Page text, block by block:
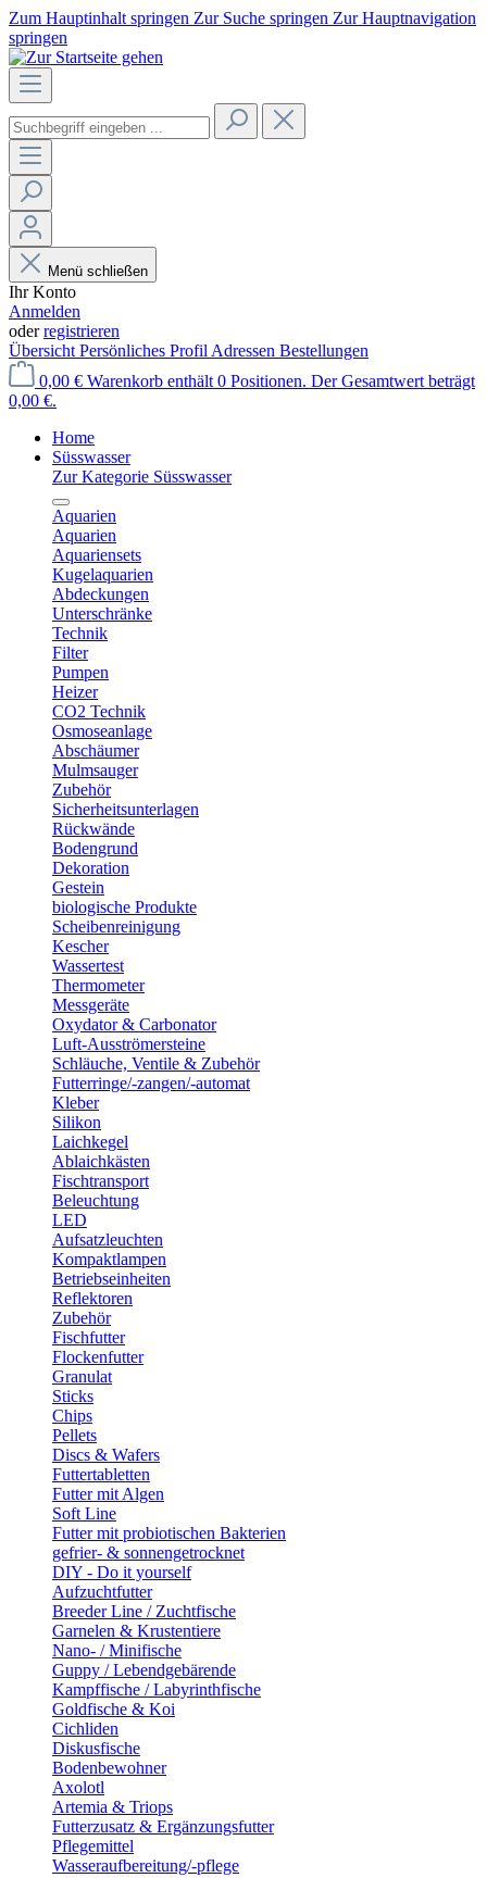
Zum Hauptinhalt springen Zur Suche springen Zur Hauptnavigation
springen
Menü schließen
Ihr Konto
Anmelden
oderregistrieren
Übersicht Persönliches Profil Adressen Bestellungen
0,00 € Warenkorb enthält 0 Positionen. Der Gesamtwert beträgt
0,00 €.
Home
Süsswasser
Zur Kategorie Süsswasser
Aquarien
Aquarien
Aquariensets
Kugelaquarien
Abdeckungen
Unterschränke
Technik
Filter
Pumpen
Heizer
CO2 Technik
Osmoseanlage
Abschäumer
Mulmsauger
Zubehör
Sicherheitsunterlagen
Rückwände
Bodengrund
Dekoration
Gestein
biologische Produkte
Scheibenreinigung
Kescher
Wassertest
Thermometer
Messgeräte
Oxydator & Carbonator
Luft-Ausströmersteine
Schläuche, Ventile & Zubehör
Futterringe/-zangen/-automat
Kleber
Silikon
Laichkegel
Ablaichkästen
Fischtransport
Beleuchtung
LED
Aufsatzleuchten
Kompaktlampen
Betriebseinheiten
Reflektoren
Zubehör
Fischfutter
Flockenfutter
Granulat
Sticks
Chips
Pellets
Discs & Wafers
Futtertabletten
Futter mit Algen
Soft Line
Futter mit probiotischen Bakterien
gefrier- & sonnengetrocknet
DIY - Do it yourself
Aufzuchtfutter
Breeder Line / Zuchtfische
Garnelen & Krustentiere
Nano- / Minifische
Guppy / Lebendgebärende
Kampffische / Labyrinthfische
Goldfische & Koi
Cichliden
Diskusfische
Bodenbewohner
Axolotl
Artemia & Triops
Futterzusatz & Ergänzungsfutter
Pflegemittel
Wasseraufbereitung/-pflege